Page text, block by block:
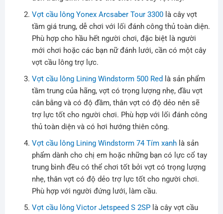
Vợt cầu lông Yonex Arcsaber Tour 3300 là cây vợt
tầm giá trung, dễ chơi với lối đánh công thủ toàn diện.
Phù hợp cho hầu hết người chơi, đặc biệt là người
mới chơi hoặc các bạn nữ đánh lưới, cần có một cây
vợt cầu lông trợ lực.
Vợt cầu lông Lining Windstorm 500 Red là sản phẩm
tầm trung của hãng, vợt có trọng lượng nhẹ, đầu vợt
cân bằng và có độ đầm, thân vợt có độ dẻo nên sẽ
trợ lực tốt cho người chơi. Phù hợp với lối đánh công
thủ toàn diện và có hơi hướng thiên công.
Vợt cầu lông Lining Windstorm 74 Tím xanh là sản
phẩm dành cho chị em hoặc những bạn có lực cổ tay
trung bình đều có thể chơi tốt bởi vợt có trọng lượng
nhẹ, thân vợt có độ dẻo trợ lực tốt cho người chơi.
Phù hợp với người đứng lưới, làm cầu.
Vợt cầu lông Victor Jetspeed S 2SP là cây vợt cầu